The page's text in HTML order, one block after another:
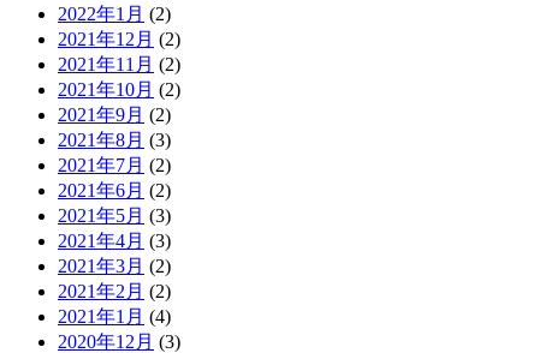
2022年1月 (2)
2021年12月 (2)
2021年11月 (2)
2021年10月 (2)
2021年9月 (2)
2021年8月 (3)
2021年7月 (2)
2021年6月 (2)
2021年5月 (3)
2021年4月 (3)
2021年3月 (2)
2021年2月 (2)
2021年1月 (4)
2020年12月 (3)